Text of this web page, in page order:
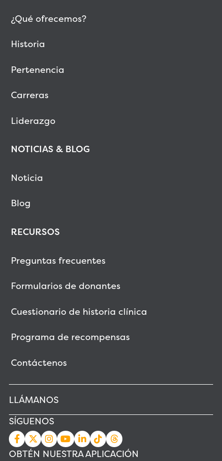
¿Qué ofrecemos?
Historia
Pertenencia
Carreras
Liderazgo
NOTICIAS & BLOG
Noticia
Blog
RECURSOS
Preguntas frecuentes
Formularios de donantes
Cuestionario de historia clínica
Programa de recompensas
Contáctenos
LLÁMANOS
SÍGUENOS
OBTÉN NUESTRA APLICACIÓN